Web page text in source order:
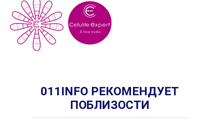
011INFO РЕКОМЕНДУЕТ
ПОБЛИЗОСТИ